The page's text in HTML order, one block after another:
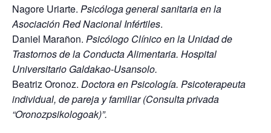
Nagore Uriarte. Psicóloga general sanitaria en la
Asociación Red Nacional Infértiles.
Daniel Marañon. Psicólogo Clínico en la Unidad de
Trastornos de la Conducta Alimentaria. Hospital
Universitario Galdakao-Usansolo.
Beatriz Oronoz. Doctora en Psicología. Psicoterapeuta
individual, de pareja y familiar (Consulta privada
“Oronozpsikologoak)”.